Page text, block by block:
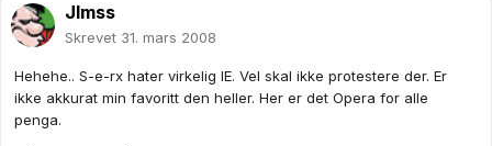
Jlmss
Skrevet 31. mars 2008
Hehehe.. S-e-rx hater virkelig IE. Vel skal ikke protestere der. Er
ikke akkurat min favoritt den heller. Her er det Opera for alle
penga.